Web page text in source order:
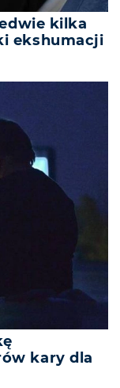
kilka
ekshumacji
kary dla